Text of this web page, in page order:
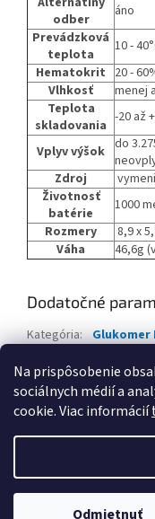
Na prispôsobenie
sociálnych médií a
cookie. Viac informácií
Odmietnuť
odber
áno
Prevádzková
teplota
10 -
Hematokrit 20 -
Vlhkosť
menej
Teplota
skladovania -20 až
Vplyv výšok do
Zdroj
Životnosť
batérie
1000
Rozmery
8,9 x
Váha
46,6g
Dodatočné
Kategória: Glukomer
Copyright 2026